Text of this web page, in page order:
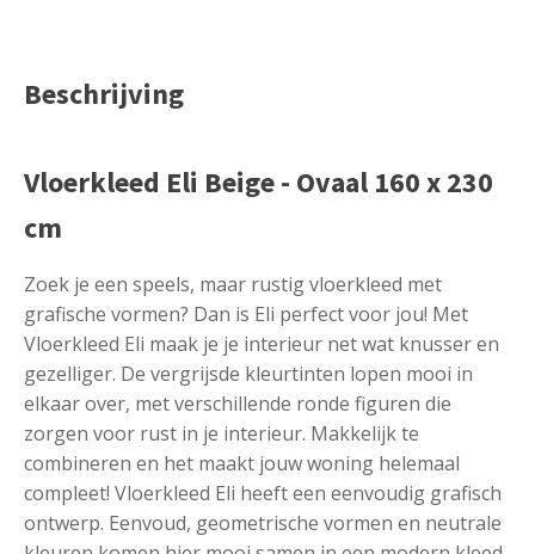
Beschrijving
Vloerkleed Eli Beige - Ovaal 160 x 230
cm
Zoek je een speels, maar rustig vloerkleed met
grafische vormen? Dan is Eli perfect voor jou! Met
Vloerkleed Eli maak je je interieur net wat knusser en
gezelliger. De vergrijsde kleurtinten lopen mooi in
elkaar over, met verschillende ronde figuren die
zorgen voor rust in je interieur. Makkelijk te
combineren en het maakt jouw woning helemaal
compleet! Vloerkleed Eli heeft een eenvoudig grafisch
ontwerp. Eenvoud, geometrische vormen en neutrale